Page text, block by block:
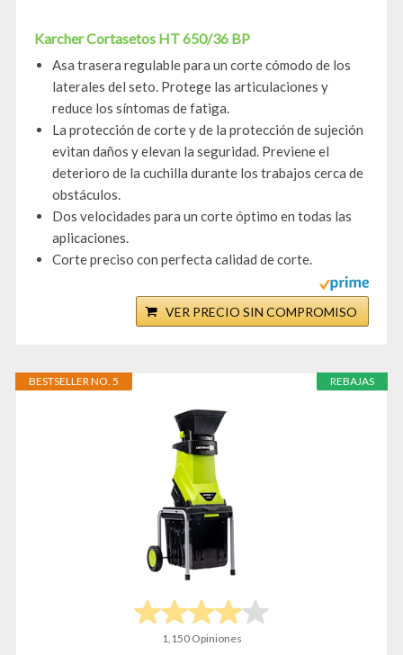
Karcher Cortasetos HT 650/36 BP
Asa trasera regulable para un corte cómodo de los
laterales del seto. Protege las articulaciones y
reduce los síntomas de fatiga.
La protección de corte y de la protección de sujeción
evitan daños y elevan la seguridad. Previene el
deterioro de la cuchilla durante los trabajos cerca de
obstáculos.
Dos velocidades para un corte óptimo en todas las
aplicaciones.
Corte preciso con perfecta calidad de corte.
VER PRECIO SIN COMPROMISO
REBAJAS
BESTSELLER NO. 5
1,150 Opiniones